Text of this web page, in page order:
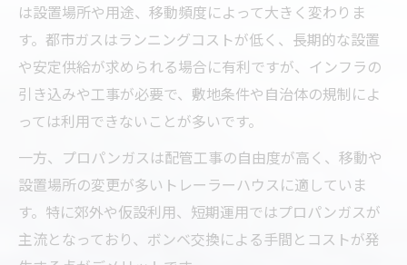
は設置場所や用途、移動頻度によって大きく変わりま
す。都市ガスはランニングコストが低く、長期的な設置
や安定供給が求められる場合に有利ですが、インフラの
引き込みや工事が必要で、敷地条件や自治体の規制によ
っては利用できないことが多いです。
一方、プロパンガスは配管工事の自由度が高く、移動や
設置場所の変更が多いトレーラーハウスに適していま
す。特に郊外や仮設利用、短期運用ではプロパンガスが
主流となっており、ボンベ交換による手間とコストが発